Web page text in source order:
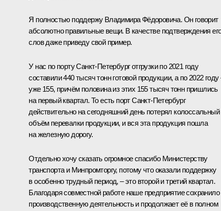
Я полностью поддержу Владимира Фёдоровича. Он говорит
абсолютно правильные вещи. В качестве подтверждения
слов даже приведу свой пример.
У нас по порту Санкт-Петербург отгрузки по 2021 году
составили 440 тысяч тонн готовой продукции, а по 2022 году
уже 155, причём половина из этих 155 тысяч тонн пришлись
на первый квартал. То есть порт Санкт-Петербург
действительно на сегодняшний день потерял колоссальный
объём перевалки продукции, и вся эта продукция пошла
на железную дорогу.
Отдельно хочу сказать огромное спасибо Министерству
транспорта и Минпромторгу, потому что оказали поддержку
в особенно трудный период, – это второй и третий квартал.
Благодаря совместной работе наше предприятие сохранило
производственную деятельность и продолжает её в полном